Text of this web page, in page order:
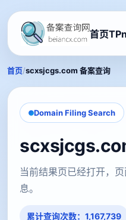
首页
首页/scxsjcgs.com 备案查询
Domain Filing Search
当前结果页已经打开，
息。
累计查询次数：1,167,739